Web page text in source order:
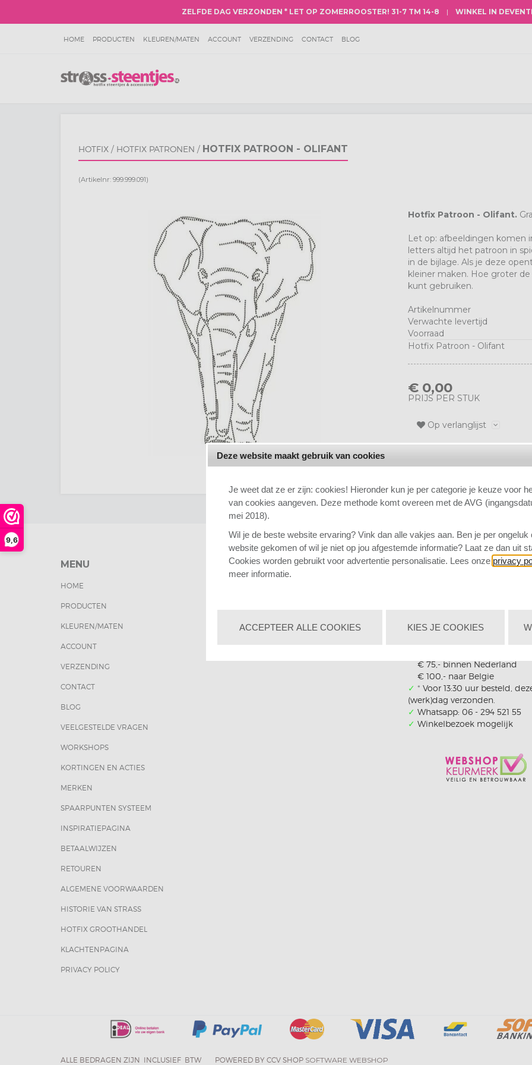
9,6
ZELFDE DAG VERZONDEN * LET OP ZOMERROOSTER! 31-7 TM 14-8 | WINKEL IN
HOME PRODUCTEN KLEUREN/MATEN ACCOUNT VERZENDING CONTACT BLOG
HOTFIX / HOTFIX PATRONEN / HOTFIX PATROON - OLIFANT
(Artikelnr: 999.999.091)
Hotfix Patroon - Olifant.
Let op: afbeeldingen komen
letters altijd het patroon in
in de bijlage. Als je deze
kleiner maken. Hoe groter
kunt gebruiken.
Artikelnummer
Verwachte levertijd
Voorraad
Hotfix Patroon - Olifant
€ 0,00
PRIJS PER STUK
Op verlanglijst
Het aantal Spaarpunten
MENU
HOME
PRODUCTEN
KLEUREN/MATEN
ACCOUNT
VERZENDING
CONTACT
BLOG
VEELGESTELDE VRAGEN
WORKSHOPS
KORTINGEN EN ACTIES
MERKEN
SPAARPUNTEN SYSTEEM
INSPIRATIEPAGINA
BETAALWIJZEN
RETOUREN
ALGEMENE VOORWAARDEN
HISTORIE VAN STRASS
HOTFIX GROOTHANDEL
KLACHTENPAGINA
PRIVACY POLICY
CONTACT
call 0570 - 234 043 (ma-vr/10-13:30 uur)
BESTELLEN BIJ ONS
✓Grootste assortiment
€ 75,- binnen Nederland
€ 100,- naar Belgie
✓ * Voor 13:30 uur besteld,
(werk)dag verzonden.
✓ Whatsapp: 06 - 294 521 55
✓ Winkelbezoek mogelijk
ALLE BEDRAGEN ZIJN INCLUSIEF BTW POWERED BY CCV SHOP SOFTWARE WEBSHOP
Deze website maakt gebruik van cookies
Je weet dat ze er zijn: cookies! Hieronder kun je per categorie je keuze voor
van cookies aangeven. Deze methode komt overeen met de AVG
mei 2018).
Wil je de beste website ervaring? Vink dan alle vakjes aan. Ben je per ongeluk
website gekomen of wil je niet op jou afgestemde informatie? Laat ze dan uit
Cookies worden gebruikt voor advertentie personalisatie. Lees onze privacy
meer informatie.
ACCEPTEER ALLE COOKIES KIES JE COOKIES